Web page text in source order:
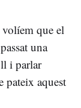
que el
una
i parlar
pateix aquest